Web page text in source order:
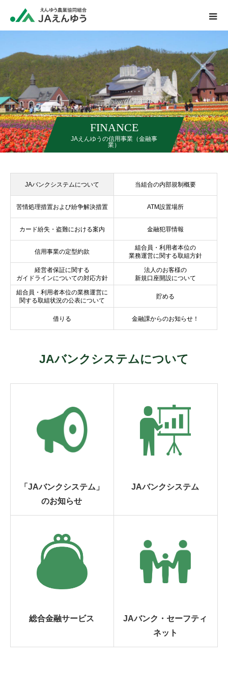
FINANCE
JAえんゆうの信用事業（金融事
業）
JAバンクシステムについて 当組合の内部規制概要
苦情処理措置および紛争解決措置 ATM設置場所
カード紛失・盗難における案内 金融犯罪情報
信用事業の定型約款
組合員・利用者本位の
業務運営に関する取組方針
経営者保証に関する
ガイドラインについての対応方針
法人のお客様の
新規口座開設について
組合員・利用者本位の業務運営に
関する取組状況の公表について
貯める
借りる 金融課からのお知らせ！
JAバンクシステムについて
「JAバンクシステム」
のお知らせ
JAバンクシステム
総合金融サービス
JAバンク・セーフティ
ネット